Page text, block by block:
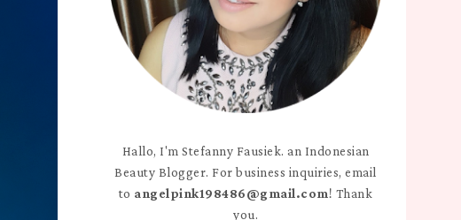
Hallo, I'm Stefanny Fausiek. an Indonesian
Beauty Blogger. For business inquiries, email
to angelpink198486@gmail.com! Thank
you.